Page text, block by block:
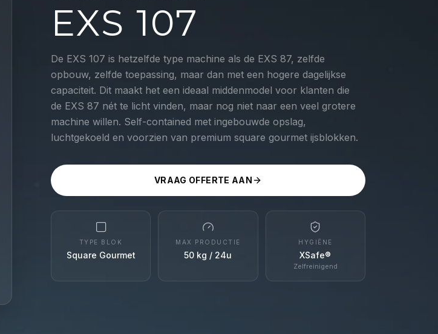
EXS 107
De EXS 107 is hetzelfde type machine als de EXS 87, zelfde
opbouw, zelfde toepassing, maar dan met een hogere dagelijkse
capaciteit. Dit maakt het een ideaal middenmodel voor klanten die
de EXS 87 nét te licht vinden, maar nog niet naar een veel grotere
machine willen. Self-contained met ingebouwde opslag,
luchtgekoeld en voorzien van premium square gourmet ijsblokken.
VRAAG OFFERTE AAN
TYPE BLOK
Square Gourmet
MAX PRODUCTIE
50 kg / 24u
HYGIËNE
XSafe®
Zelfreinigend